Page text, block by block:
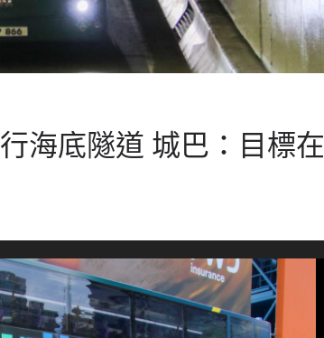
海底隧道 城巴：目標在